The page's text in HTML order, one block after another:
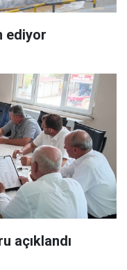
ediyor
açıklandı